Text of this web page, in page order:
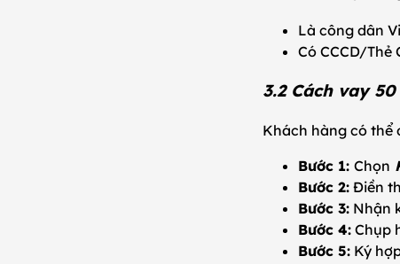
Là công dân
Có CCCD/
3.2 Cách vay
Khách hàng có thể
Bước 1: Chọn
Bước 2: Điền
Bước 3: Nhận
Bước 4: Chụp
Bước 5: Ký